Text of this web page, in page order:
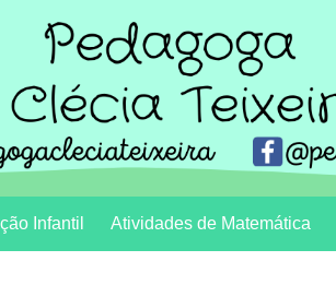
Infantil Atividades de Matemática